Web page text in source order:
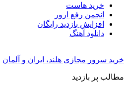
خرید هاست
انجمن رفع ارور
افزایش بازدید رایگان
دانلود آهنگ
خرید سرور مجازی هلند، ایران و آلمان
مطالب پر بازدید